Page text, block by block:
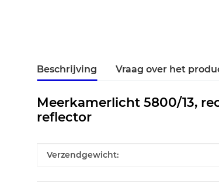
Beschrijving Vraag over het
Meerkamerlicht 5800/13,
reflector
#productDetails.itemInformation#
#productDetails.itemValue#
Verzendgewicht: